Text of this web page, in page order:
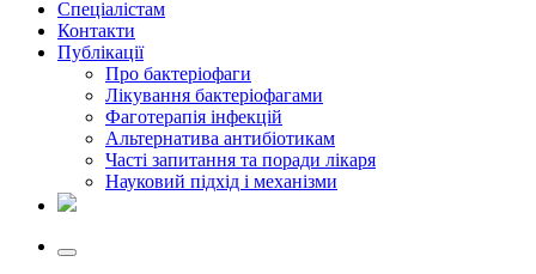
Спеціалістам
Контакти
Публікації
Про бактеріофаги
Лікування бактеріофагами
Фаготерапія інфекцій
Альтернатива антибіотикам
Часті запитання та поради лікаря
Науковий підхід і механізми